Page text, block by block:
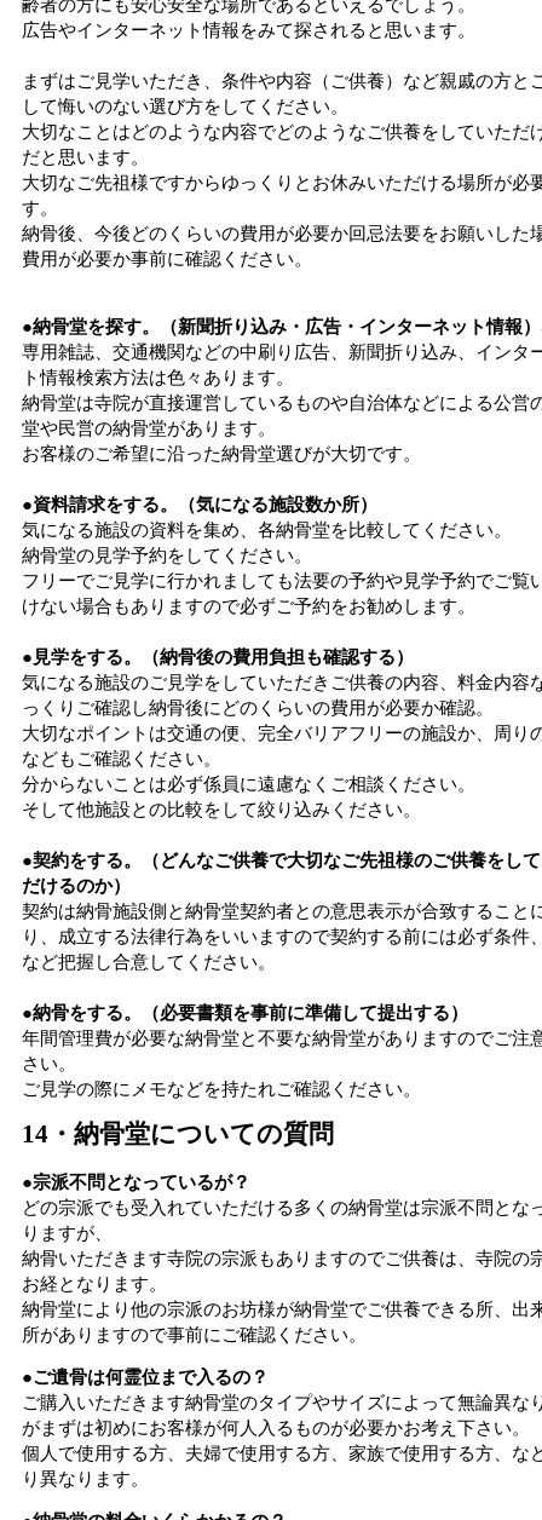
齢者の方にも安心安全な場所であるといえるでしょう。
広告やインターネット情報をみて探されると思います。
まずはご見学いただき、条件や内容（ご供養）など親戚の方と
して悔いのない選び方をしてください。
大切なことはどのような内容でどのようなご供養をしていただ
だと思います。
大切なご先祖様ですからゆっくりとお休みいただける場所が必
す。
納骨後、今後どのくらいの費用が必要か回忌法要をお願いした
費用が必要か事前に確認ください。
●納骨堂を探す。（新聞折り込み・広告・インターネット情報
専用雑誌、交通機関などの中刷り広告、新聞折り込み、インタ
ト情報検索方法は色々あります。
納骨堂は寺院が直接運営しているものや自治体などによる公営
堂や民営の納骨堂があります。
お客様のご希望に沿った納骨堂選びが大切です。
●資料請求をする。（気になる施設数か所）
気になる施設の資料を集め、各納骨堂を比較してください。
納骨堂の見学予約をしてください。
フリーでご見学に行かれましても法要の予約や見学予約でご覧
けない場合もありますので必ずご予約をお勧めします。
●見学をする。（納骨後の費用負担も確認する）
気になる施設のご見学をしていただきご供養の内容、料金内容
っくりご確認し納骨後にどのくらいの費用が必要か確認。
大切なポイントは交通の便、完全バリアフリーの施設か、周り
などもご確認ください。
分からないことは必ず係員に遠慮なくご相談ください。
そして他施設との比較をして絞り込みください。
●契約をする。（どんなご供養で大切なご先祖様のご供養をし
だけるのか）
契約は納骨施設側と納骨堂契約者との意思表示が合致すること
り、成立する法律行為をいいますので契約する前には必ず条件
など把握し合意してください。
●納骨をする。（必要書類を事前に準備して提出する）
年間管理費が必要な納骨堂と不要な納骨堂がありますのでご注
さい。
ご見学の際にメモなどを持たれご確認ください。
14・納骨堂についての質問
●宗派不問となっているが？
どの宗派でも受入れていただける多くの納骨堂は宗派不問とな
りますが、
納骨いただきます寺院の宗派もありますのでご供養は、寺院の
お経となります。
納骨堂により他の宗派のお坊様が納骨堂でご供養できる所、出
所がありますので事前にご確認ください。
●ご遺骨は何霊位まで入るの？
ご購入いただきます納骨堂のタイプやサイズによって無論異な
がまずは初めにお客様が何人入るものが必要かお考え下さい。
個人で使用する方、夫婦で使用する方、家族で使用する方、な
り異なります。